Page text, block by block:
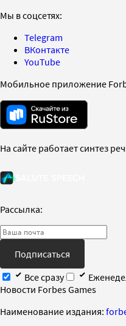
Мы в соцсетях:
Telegram
ВКонтакте
YouTube
Мобильное приложение
На сайте работает синтез
Рассылка:
Подписаться
Все сразу
Новости Forbes Games
Наименование издания: